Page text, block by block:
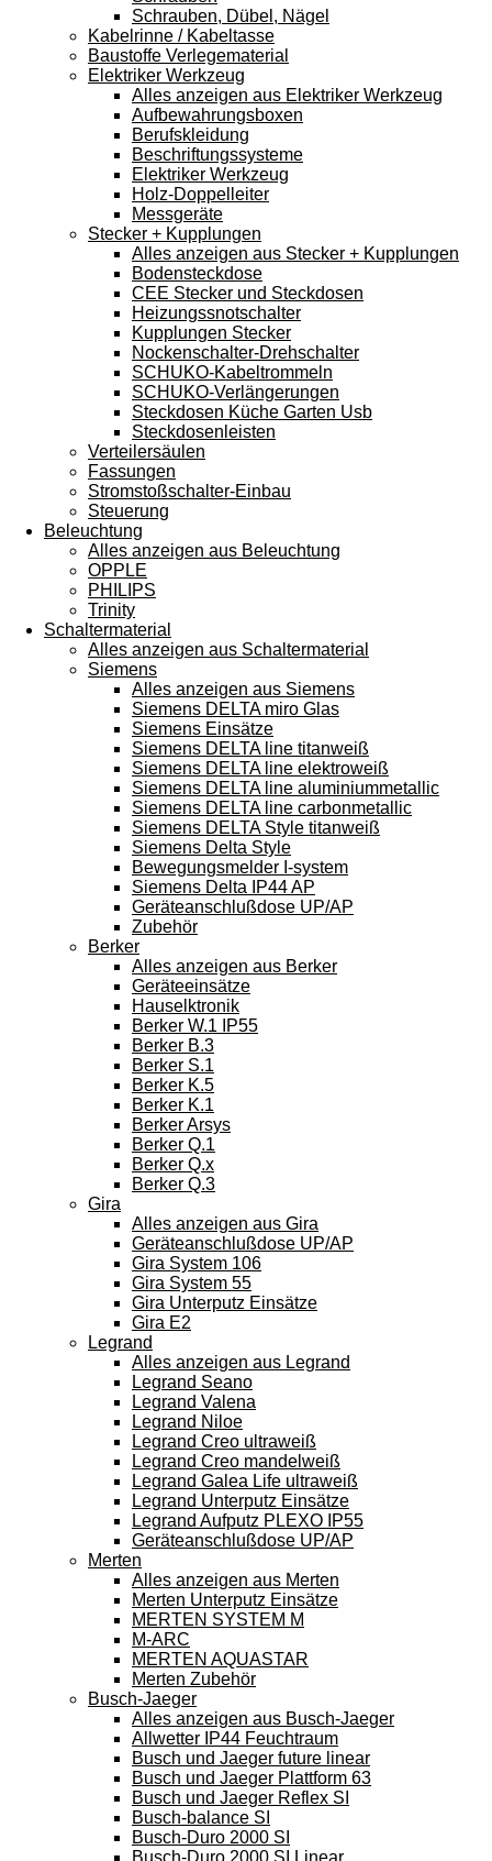
Schrauben, Dübel, Nägel
Kabelrinne / Kabeltasse
Baustoffe Verlegematerial
Elektriker Werkzeug
Alles anzeigen aus Elektriker Werkzeug
Aufbewahrungsboxen
Berufskleidung
Beschriftungssysteme
Elektriker Werkzeug
Holz-Doppelleiter
Messgeräte
Stecker + Kupplungen
Alles anzeigen aus Stecker + Kupplungen
Bodensteckdose
CEE Stecker und Steckdosen
Heizungssnotschalter
Kupplungen Stecker
Nockenschalter-Drehschalter
SCHUKO-Kabeltrommeln
SCHUKO-Verlängerungen
Steckdosen Küche Garten Usb
Steckdosenleisten
Verteilersäulen
Fassungen
Stromstoßschalter-Einbau
Steuerung
Beleuchtung
Alles anzeigen aus Beleuchtung
OPPLE
PHILIPS
Trinity
Schaltermaterial
Alles anzeigen aus Schaltermaterial
Siemens
Alles anzeigen aus Siemens
Siemens DELTA miro Glas
Siemens Einsätze
Siemens DELTA line titanweiß
Siemens DELTA line elektroweiß
Siemens DELTA line aluminiummetallic
Siemens DELTA line carbonmetallic
Siemens DELTA Style titanweiß
Siemens Delta Style
Bewegungsmelder I-system
Siemens Delta IP44 AP
Geräteanschlußdose UP/AP
Zubehör
Berker
Alles anzeigen aus Berker
Geräteeinsätze
Hauselktronik
Berker W.1 IP55
Berker B.3
Berker S.1
Berker K.5
Berker K.1
Berker Arsys
Berker Q.1
Berker Q.x
Berker Q.3
Gira
Alles anzeigen aus Gira
Geräteanschlußdose UP/AP
Gira System 106
Gira System 55
Gira Unterputz Einsätze
Gira E2
Legrand
Alles anzeigen aus Legrand
Legrand Seano
Legrand Valena
Legrand Niloe
Legrand Creo ultraweiß
Legrand Creo mandelweiß
Legrand Galea Life ultraweiß
Legrand Unterputz Einsätze
Legrand Aufputz PLEXO IP55
Geräteanschlußdose UP/AP
Merten
Alles anzeigen aus Merten
Merten Unterputz Einsätze
MERTEN SYSTEM M
M-ARC
MERTEN AQUASTAR
Merten Zubehör
Busch-Jaeger
Alles anzeigen aus Busch-Jaeger
Allwetter IP44 Feuchtraum
Busch und Jaeger future linear
Busch und Jaeger Plattform 63
Busch und Jaeger Reflex SI
Busch-balance SI
Busch-Duro 2000 SI
Busch-Duro 2000 SI Linear